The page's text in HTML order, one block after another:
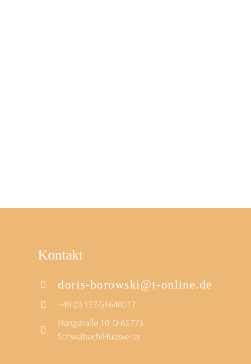
Kontakt
doris-borowski@t-online.de
+49 (0) 157/51640017
Hangstraße 10, D-66773
Schwalbach/Hülzweiler